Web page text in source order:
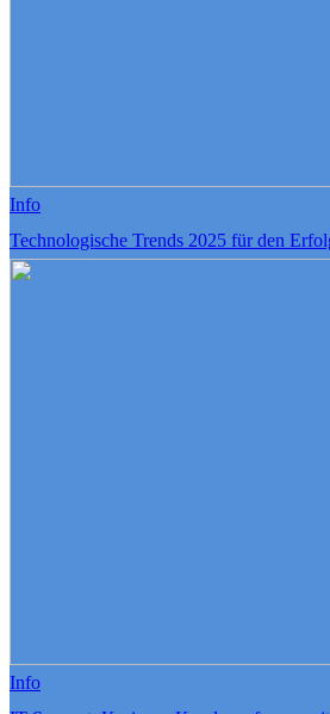
Info
Technologische Trends 2025 für den
Info